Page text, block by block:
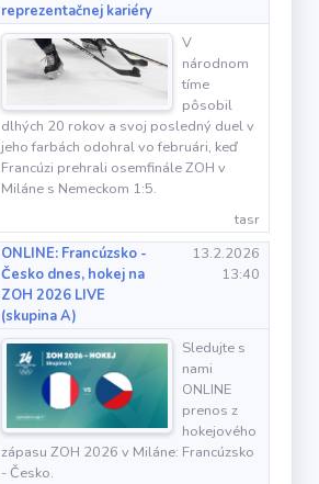
reprezentačnej kariéry
V
národnom
tíme
pôsobil
dlhých 20 rokov a svoj posledný duel v
jeho farbách odohral vo februári, keď
Francúzi prehrali osemfinále ZOH v
Miláne s Nemeckom 1:5.
tasr
ONLINE: Francúzsko -
Česko dnes, hokej na
ZOH 2026 LIVE
(skupina A)
13.2.2026
13:40
Sledujte s
nami
ONLINE
prenos z
hokejového
zápasu ZOH 2026 v Miláne: Francúzsko
- Česko.